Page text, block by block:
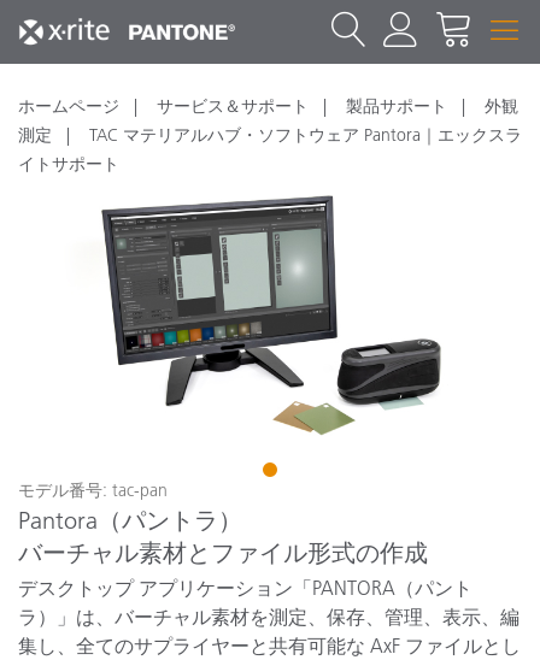
ホームページ サービス＆サポート 製品サポート
外観
測定
TAC マテリアルハブ・ソフトウェア Pantora｜エックスラ
イトサポート
1
モデル番号: tac-pan
Pantora（パントラ）
バーチャル素材とファイル形式の作成
デスクトップ アプリケーション「PANTORA（パント
ラ）」は、バーチャル素材を測定、保存、管理、表示、編
集し、全てのサプライヤーと共有可能な AxF ファイルとし